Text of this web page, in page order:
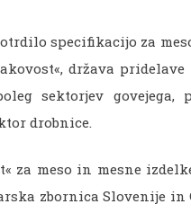
specifikacijo za
država
sektorjev govejega,
drobnice.
za meso in mesne
zbornica Slovenije in